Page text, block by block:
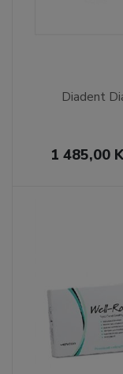
Diadent
1 485,00